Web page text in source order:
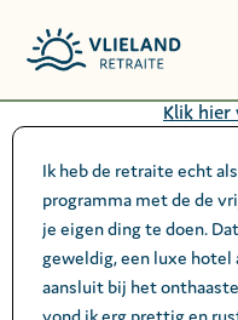
Klik hier
Ik heb de retraite echt
programma met de de
je eigen ding te doen.
geweldig, een luxe hotel
aansluit bij het
vond ik erg prettig en